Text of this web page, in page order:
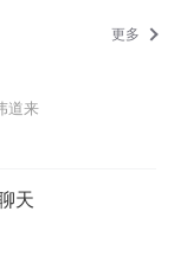
更多
道来
天